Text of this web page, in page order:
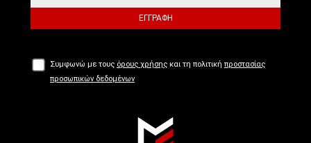
ΕΓΓΡΑΦΉ
Συμφωνώ με τους όρους χρήσης και τη πολιτική προστασίας
προσωπικών δεδομένων